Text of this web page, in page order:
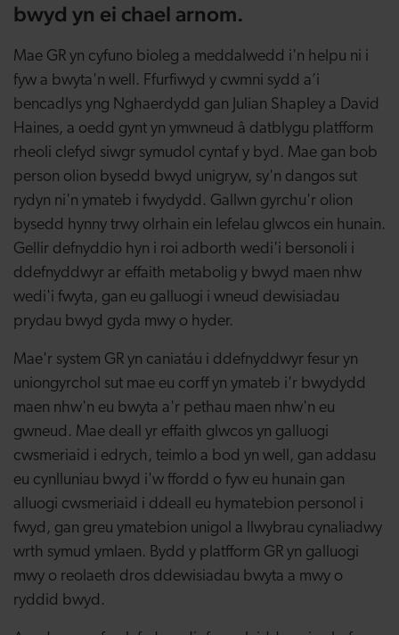
bwyd yn ei chael arnom.
Mae GR yn cyfuno bioleg a meddalwedd i'n helpu ni i
fyw a bwyta'n well. Ffurfiwyd y cwmni sydd a’i
bencadlys yng Nghaerdydd gan Julian Shapley a David
Haines, a oedd gynt yn ymwneud â datblygu platfform
rheoli clefyd siwgr symudol cyntaf y byd. Mae gan bob
person olion bysedd bwyd unigryw, sy'n dangos sut
rydyn ni'n ymateb i fwydydd. Gallwn gyrchu'r olion
bysedd hynny trwy olrhain ein lefelau glwcos ein hunain.
Gellir defnyddio hyn i roi adborth wedi'i bersonoli i
ddefnyddwyr ar effaith metabolig y bwyd maen nhw
wedi'i fwyta, gan eu galluogi i wneud dewisiadau
prydau bwyd gyda mwy o hyder.
Mae'r system GR yn caniatáu i ddefnyddwyr fesur yn
uniongyrchol sut mae eu corff yn ymateb i'r bwydydd
maen nhw'n eu bwyta a'r pethau maen nhw'n eu
gwneud. Mae deall yr effaith glwcos yn galluogi
cwsmeriaid i edrych, teimlo a bod yn well, gan addasu
eu cynlluniau bwyd i'w ffordd o fyw eu hunain gan
alluogi cwsmeriaid i ddeall eu hymatebion personol i
fwyd, gan greu ymatebion unigol a llwybrau cynaliadwy
wrth symud ymlaen. Bydd y platfform GR yn galluogi
mwy o reolaeth dros ddewisiadau bwyta a mwy o
ryddid bwyd.